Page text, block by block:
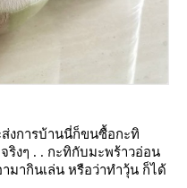
งการบ้านนี่ก็ขนซื้อกะทิ
ริงๆ . . กะทิกับมะพร้าวอ่อน
ามากินเล่น หรือว่าทำวุ้น ก็ได้